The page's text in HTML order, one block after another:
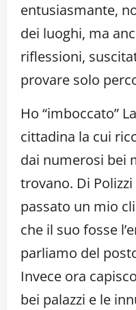
entusiasmante,
dei luoghi, ma
riflessioni,
provare solo
Ho “imboccato”
cittadina la cui
dai numerosi bei
trovano. Di
passato un mio
che il suo fosse
parliamo del
Invece ora
bei palazzi e le